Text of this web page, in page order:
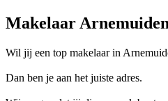
Makelaar Arnemuiden
Wil jij een top makelaar in
Dan ben je aan het juiste adres.